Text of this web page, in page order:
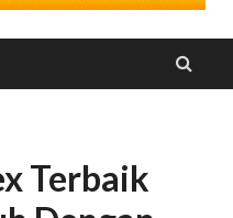
Terbaik